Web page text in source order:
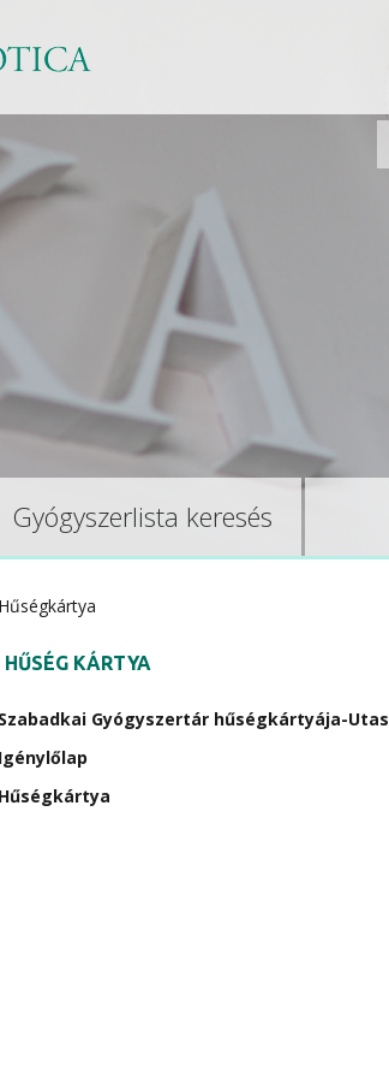
Gyógyszerlista keresés
Hűségkártya
KÁRTYA
Szabadkai Gyógyszertár hűségkártyája-
Igénylőlap
Hűségkártya